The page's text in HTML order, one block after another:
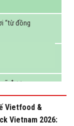
“từ đồng
3,4 tỷ lít
sẽ được
Vietfood &
Vietnam 2026: